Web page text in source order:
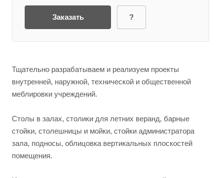
Заказать ?
Тщательно разрабатываем и реализуем проекты
внутренней, наружной, технической и общественной
меблировки учреждений.
Столы в залах, столики для летних веранд, барные
стойки, столешницы и мойки, стойки администратора
зала, подносы, облицовка вертикальных плоскостей
помещения.